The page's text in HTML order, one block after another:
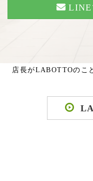
LINE
店長がLABOTTOのこ